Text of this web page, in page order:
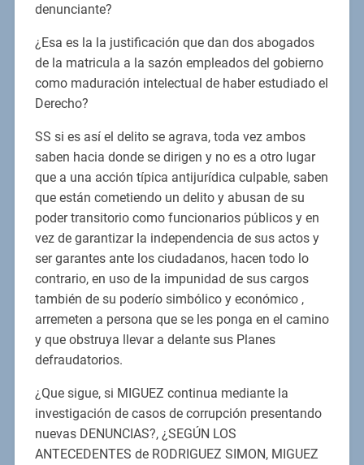
denunciante?
¿Esa es la la justificación que dan dos abogados
de la matricula a la sazón empleados del gobierno
como maduración intelectual de haber estudiado el
Derecho?
SS si es así el delito se agrava, toda vez ambos
saben hacia donde se dirigen y no es a otro lugar
que a una acción típica antijurídica culpable, saben
que están cometiendo un delito y abusan de su
poder transitorio como funcionarios públicos y en
vez de garantizar la independencia de sus actos y
ser garantes ante los ciudadanos, hacen todo lo
contrario, en uso de la impunidad de sus cargos
también de su poderío simbólico y económico ,
arremeten a persona que se les ponga en el camino
y que obstruya llevar a delante sus Planes
defraudatorios.
¿Que sigue, si MIGUEZ continua mediante la
investigación de casos de corrupción presentando
nuevas DENUNCIAS?, ¿SEGÚN LOS
ANTECEDENTES de RODRIGUEZ SIMON, MIGUEZ